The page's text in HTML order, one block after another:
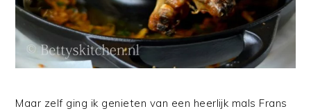
Maar zelf ging ik genieten van een heerlijk mals Frans